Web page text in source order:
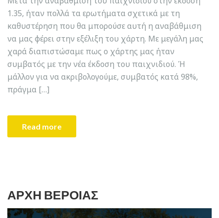
1.35, ήταν πολλά τα ερωτήματα σχετικά με τη
καθυστέρηση που θα μπορούσε αυτή η αναβάθμιση
να μας φέρει στην εξέλιξη του χάρτη. Με μεγάλη μας
χαρά διαπιστώσαμε πως ο χάρτης μας ήταν
συμβατός με την νέα έκδοση του παιχνιδιού. Ή
μάλλον για να ακριβολογούμε, συμβατός κατά 98%,
πράγμα […]
Read more
ΑΡΧΉ ΒΈΡΟΙΑΣ